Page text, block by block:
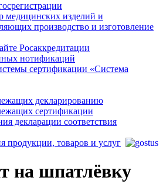
медицинских изделий и
производство и изготовление
Росаккредитации
нотификаций
сертификации «Система
декларированию
сертификации
декларации соответствия
продукции, товаров и услуг
на шпатлёвку